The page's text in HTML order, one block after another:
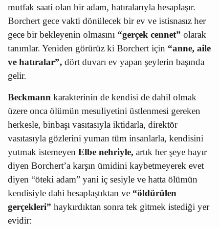
mutfak saati olan bir adam, hatıralarıyla hesaplaşır.
Borchert gece vakti dönülecek bir ev ve istisnasız her
gece bir bekleyenin olmasını “gerçek cennet” olarak
tanımlar. Yeniden görürüz ki Borchert için “anne, aile
ve hatıralar”, dört duvarı ev yapan şeylerin başında
gelir.
Beckmann karakterinin de kendisi de dahil olmak
üzere onca ölümün mesuliyetini üstlenmesi gereken
herkesle, binbaşı vasıtasıyla iktidarla, direktör
vasıtasıyla gözlerini yuman tüm insanlarla, kendisini
yutmak istemeyen Elbe nehriyle, artık her şeye hayır
diyen Borchert’a karşın ümidini kaybetmeyerek evet
diyen “öteki adam” yani iç sesiyle ve hatta ölümün
kendisiyle dahi hesaplaştıktan ve “öldürülen
gerçekleri” haykırdıktan sonra tek gitmek istediği yer
evidir: